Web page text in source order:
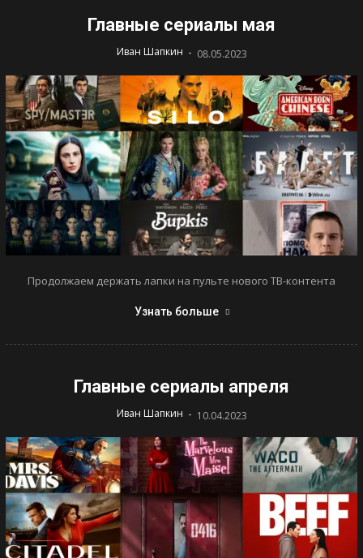
Главные сериалы мая
Иван Шапкин - 08.05.2023
Продолжаем держать лапки на пульте нового ТВ-контента
Узнать больше
Главные сериалы апреля
Иван Шапкин - 10.04.2023